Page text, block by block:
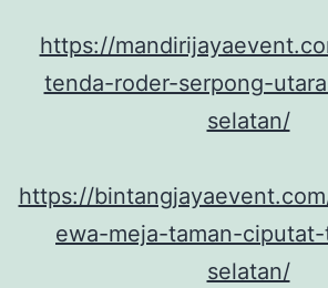
https://
tenda-roder-serpong-
selatan/
https://
ewa-meja-taman-
selatan/